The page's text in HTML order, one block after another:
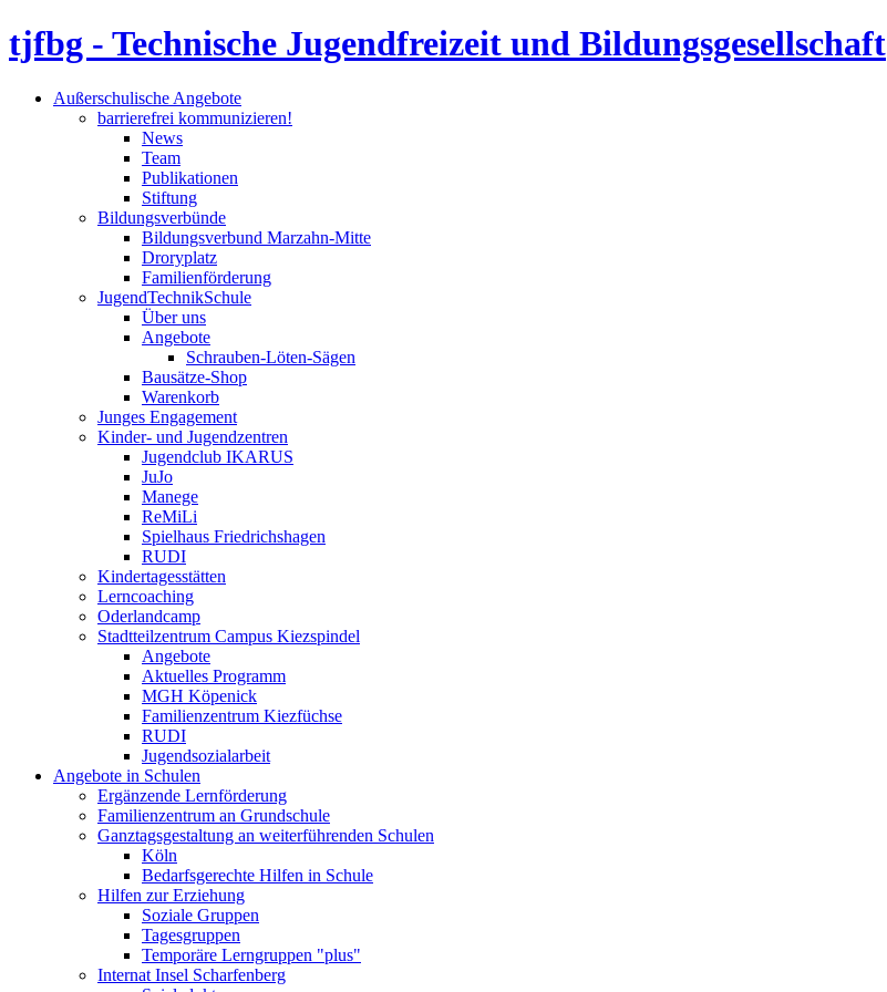
tjfbg - Technische Jugendfreizeit und Bildungsgesellschaft
Außerschulische Angebote
barrierefrei kommunizieren!
News
Team
Publikationen
Stiftung
Bildungsverbünde
Bildungsverbund Marzahn-Mitte
Droryplatz
Familienförderung
JugendTechnikSchule
Über uns
Angebote
Schrauben-Löten-Sägen
Bausätze-Shop
Warenkorb
Junges Engagement
Kinder- und Jugendzentren
Jugendclub IKARUS
JuJo
Manege
ReMiLi
Spielhaus Friedrichshagen
RUDI
Kindertagesstätten
Lerncoaching
Oderlandcamp
Stadtteilzentrum Campus Kiezspindel
Angebote
Aktuelles Programm
MGH Köpenick
Familienzentrum Kiezfüchse
RUDI
Jugendsozialarbeit
Angebote in Schulen
Ergänzende Lernförderung
Familienzentrum an Grundschule
Ganztagsgestaltung an weiterführenden Schulen
Köln
Bedarfsgerechte Hilfen in Schule
Hilfen zur Erziehung
Soziale Gruppen
Tagesgruppen
Temporäre Lerngruppen "plus"
Internat Insel Scharfenberg